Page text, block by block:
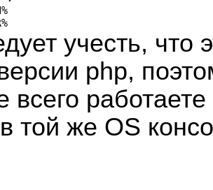
учесть, что
php,
всего работаете
той же OS